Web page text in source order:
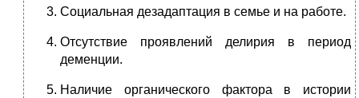
Социальная дезадаптация в семье и на работе.
Отсутствие проявлений делирия в период
деменции.
Наличие органического фактора в истории